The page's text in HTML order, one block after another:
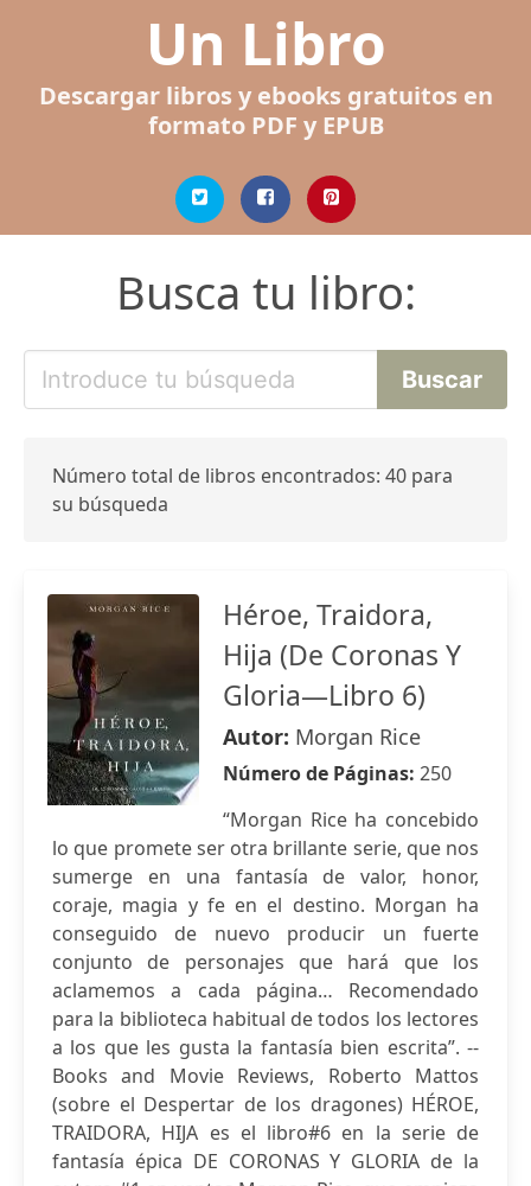
Un Libro
Descargar libros y ebooks gratuitos en
formato PDF y EPUB
Busca tu libro:
Número total de libros encontrados: 40 para
su búsqueda
Héroe, Traidora,
Hija (De Coronas Y
Gloria—Libro 6)
Autor: Morgan Rice
Número de Páginas: 250
“Morgan Rice ha concebido
lo que promete ser otra brillante serie, que nos
sumerge en una fantasía de valor, honor,
coraje, magia y fe en el destino. Morgan ha
conseguido de nuevo producir un fuerte
conjunto de personajes que hará que los
aclamemos a cada página… Recomendado
para la biblioteca habitual de todos los lectores
a los que les gusta la fantasía bien escrita”. --
Books and Movie Reviews, Roberto Mattos
(sobre el Despertar de los dragones) HÉROE,
TRAIDORA, HIJA es el libro#6 en la serie de
fantasía épica DE CORONAS Y GLORIA de la